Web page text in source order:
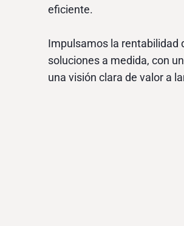
eficiente.
Impulsamos la rentabilidad
soluciones a medida, con
una visión clara de valor a